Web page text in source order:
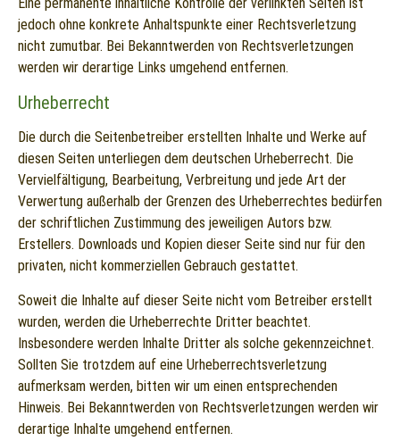
jedoch ohne konkrete Anhaltspunkte einer Rechtsverletzung
nicht zumutbar. Bei Bekanntwerden von Rechtsverletzungen
werden wir derartige Links umgehend entfernen.
Urheberrecht
Die durch die Seitenbetreiber erstellten Inhalte und Werke auf
diesen Seiten unterliegen dem deutschen Urheberrecht. Die
Vervielfältigung, Bearbeitung, Verbreitung und jede Art der
Verwertung außerhalb der Grenzen des Urheberrechtes bedürfen
der schriftlichen Zustimmung des jeweiligen Autors bzw.
Erstellers. Downloads und Kopien dieser Seite sind nur für den
privaten, nicht kommerziellen Gebrauch gestattet.
Soweit die Inhalte auf dieser Seite nicht vom Betreiber erstellt
wurden, werden die Urheberrechte Dritter beachtet.
Insbesondere werden Inhalte Dritter als solche gekennzeichnet.
Sollten Sie trotzdem auf eine Urheberrechtsverletzung
aufmerksam werden, bitten wir um einen entsprechenden
Hinweis. Bei Bekanntwerden von Rechtsverletzungen werden wir
derartige Inhalte umgehend entfernen.